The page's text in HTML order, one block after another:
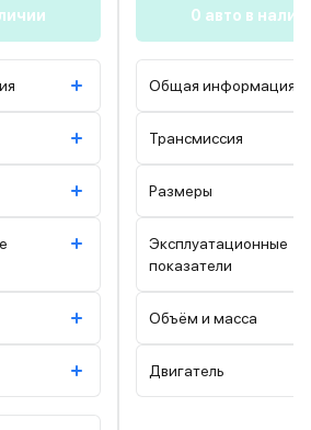
0 авто в
Общая информация
Трансмиссия
Размеры
Эксплуатационные
показатели
Объём и масса
Двигатель